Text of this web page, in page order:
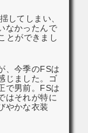
してしまい、
なかったんで
とができまし
、今季のFSは
じました。ゴ
で男前。FSは
はそれが特に
やかな衣装